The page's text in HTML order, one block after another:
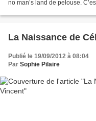
no man’s land de pelouse.
La Naissance de
Publié le 19/09/2012 à 08:04
Par Sophie Pilaire